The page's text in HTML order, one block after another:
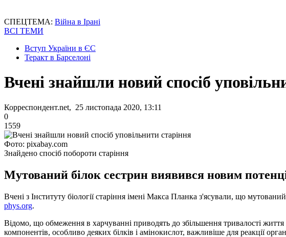
СПЕЦТЕМА: Війна в Ірані
ВСІ ТЕМИ
Вступ України в ЄС
Теракт в Барселоні
Вчені знайшли новий спосіб
Корреспондент.net, 25 листопада 2020, 13:11
0
1559
Фото: pixabay.com
Знайдено спосіб побороти старіння
Мутований білок сестрин виявився новим
Вчені з Інституту біології старіння імені Макса Планка з'ясували, що
phys.org.
Відомо, що обмеження в харчуванні приводять до збільшення тривалості
компонентів, особливо деяких білків і амінокислот, важливіше для реакції